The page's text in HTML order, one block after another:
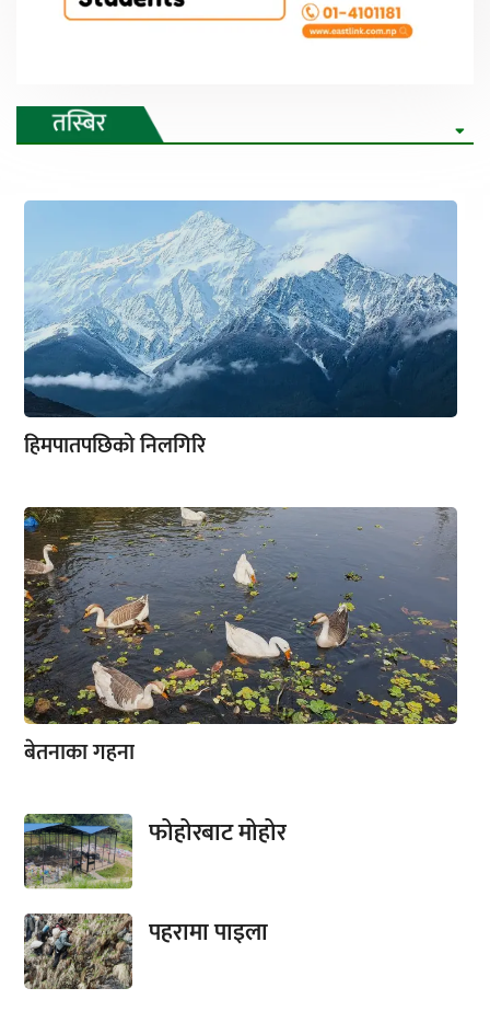
हिमपातपछिको निलगिरि
बेतनाका गहना
फोहोरबाट मोहोर
पहरामा पाइला